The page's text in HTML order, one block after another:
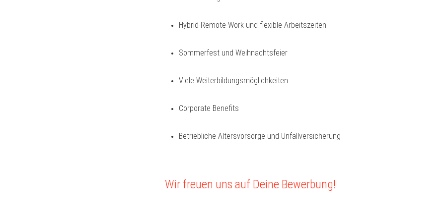
Hybrid-Remote-Work und flexible Arbeitszeiten
Sommerfest und Weihnachtsfeier
Viele Weiterbildungsmöglichkeiten
Corporate Benefits
Betriebliche Altersvorsorge und Unfallversicherung
Wir freuen uns auf Deine Bewerbung!